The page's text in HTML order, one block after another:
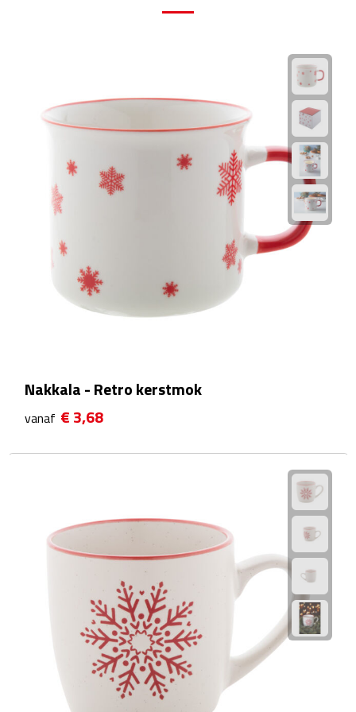
Thermosbekers
Opvouwbare drinkfles
Sportflessen
Thermosflessen
Waterflessen
Drinkglazen
Bierglazen
Cocktailglazen
Wijnglazen
Koffieglazen
Nakkala - Retro kerstmok
vanaf € 3,68